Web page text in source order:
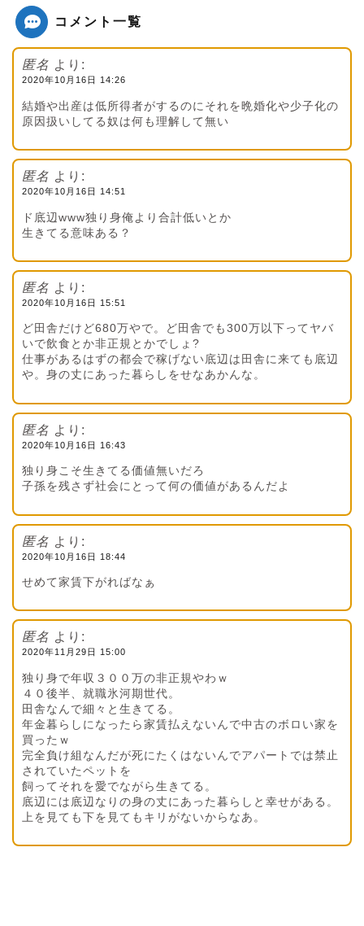
コメント一覧
匿名 より:
2020年10月16日 14:26
結婚や出産は低所得者がするのにそれを晩婚化や少子化の
原因扱いしてる奴は何も理解して無い
匿名 より:
2020年10月16日 14:51
ド底辺www独り身俺より合計低いとか
生きてる意味ある？
匿名 より:
2020年10月16日 15:51
ど田舎だけど680万やで。ど田舎でも300万以下ってヤバ
いで飲食とか非正規とかでしょ?
仕事があるはずの都会で稼げない底辺は田舎に来ても底辺
や。身の丈にあった暮らしをせなあかんな。
匿名 より:
2020年10月16日 16:43
独り身こそ生きてる価値無いだろ
子孫を残さず社会にとって何の価値があるんだよ
匿名 より:
2020年10月16日 18:44
せめて家賃下がればなぁ
匿名 より:
2020年11月29日 15:00
独り身で年収３００万の非正規やわｗ
４０後半、就職氷河期世代。
田舎なんで細々と生きてる。
年金暮らしになったら家賃払えないんで中古のボロい家を
買ったｗ
完全負け組なんだが死にたくはないんでアパートでは禁止
されていたペットを
飼ってそれを愛でながら生きてる。
底辺には底辺なりの身の丈にあった暮らしと幸せがある。
上を見ても下を見てもキリがないからなあ。